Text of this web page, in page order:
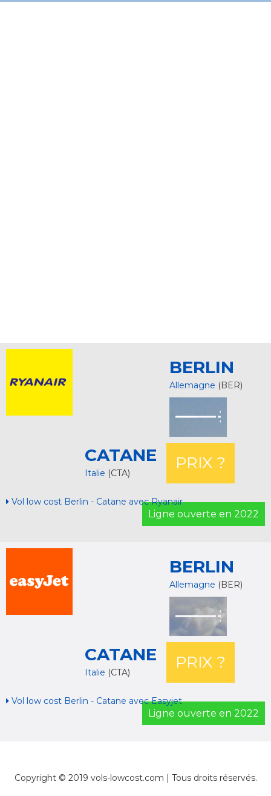
BERLIN
Allemagne (BER)
CATANE
Italie (CTA)
PRIX ?
Vol low cost Berlin - Catane avec Ryanair
Ligne ouverte en 2022
BERLIN
Allemagne (BER)
CATANE
Italie (CTA)
PRIX ?
Vol low cost Berlin - Catane avec Easyjet
Ligne ouverte en 2022
Copyright © 2019 vols-lowcost.com | Tous droits réservés.